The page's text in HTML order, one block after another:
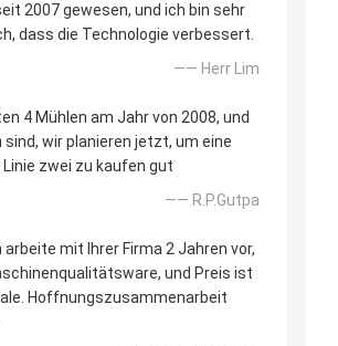
2007 gewesen, und ich bin sehr
dass die Technologie verbessert.
—— Herr Lim
4 Mühlen am Jahr von 2008, und
sind, wir planieren jetzt, um eine
Linie zwei zu kaufen gut
—— R.P.Gutpa
mit Ihrer Firma 2 Jahren vor,
und Preis ist
Hoffnungszusammenarbeit